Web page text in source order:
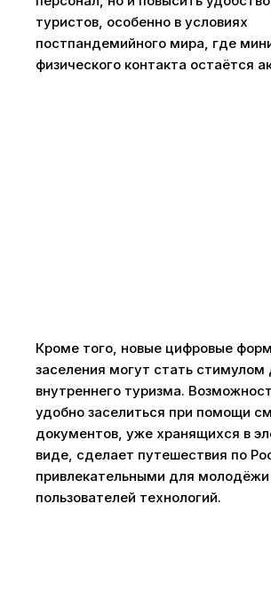
туристов, особенно в условиях
постпандемийного мира, где
физического контакта остаётся
Кроме того, новые цифровые
заселения могут стать стимулом
внутреннего туризма.
удобно заселиться при помощи
документов, уже хранящихся в
виде, сделает путешествия по
привлекательными для молодёжи
пользователей технологий.